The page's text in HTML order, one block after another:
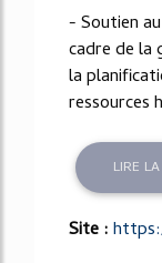
- Soutien
cadre de la
la
ressources
LIRE
Site :